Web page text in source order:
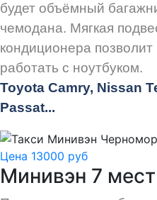
будет объёмный
чемодана. Мягкая
кондиционера
работать с ноутбуком.
Toyota Camry, Nissan
Passat...
Цена 13000 руб
Минивэн 7 мест